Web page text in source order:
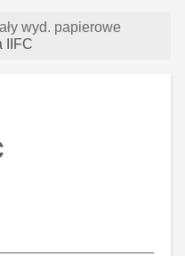
wyd. papierowe
IIFC